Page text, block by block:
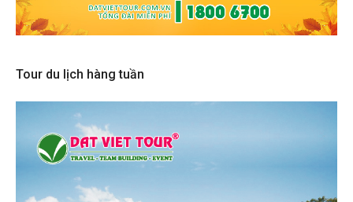
Tour du lịch hàng tuần